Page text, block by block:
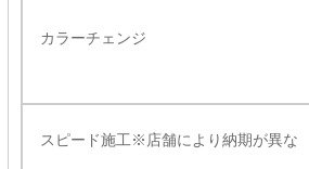
カラーチェンジ
スピード施工※店舗により納期が異な